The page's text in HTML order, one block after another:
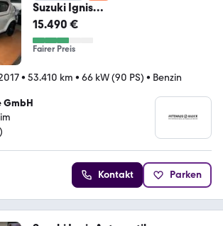
Suzuki Ignis
Comfort+Autom./2.Hd/53TKM/N
avi
15.490 €
Fairer Preis
• 53.410 km • 66 kW (90 PS) • Benzin
GmbH
)
Kontakt Parken